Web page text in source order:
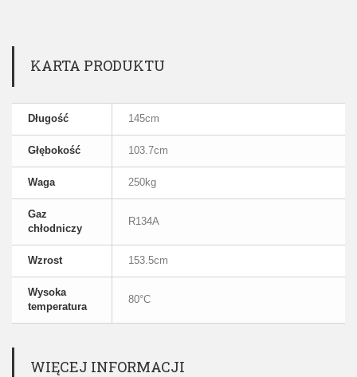
KARTA PRODUKTU
Długość 145cm
Głębokość 103.7cm
Waga 250kg
Gaz
chłodniczy
R134A
Wzrost 153.5cm
Wysoka
temperatura
80°C
WIĘCEJ INFORMACJI